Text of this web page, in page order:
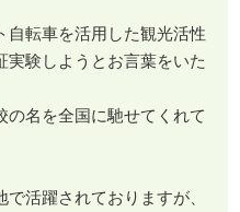
自転車を活用した観光活性
験しようとお言葉をいた
名を全国に馳せてくれて
活躍されておりますが、